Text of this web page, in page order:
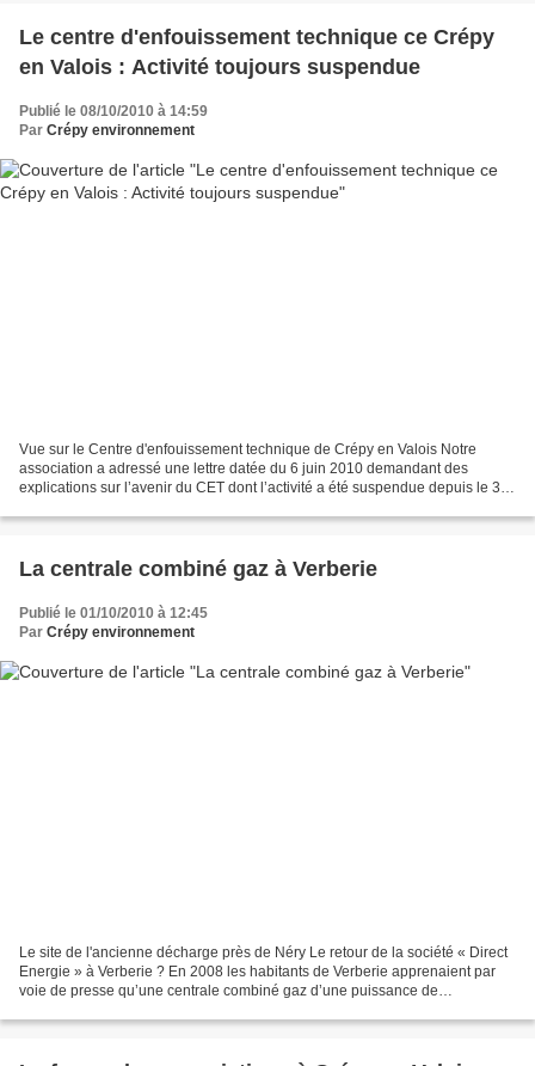
Le centre d'enfouissement technique ce Crépy
en Valois : Activité toujours suspendue
Publié le 08/10/2010 à 14:59
Par Crépy environnement
Vue sur le Centre d'enfouissement technique de Crépy en Valois Notre
association a adressé une lettre datée du 6 juin 2010 demandant des
explications sur l’avenir du CET dont l’activité a été suspendue depuis le 30
La centrale combiné gaz à Verberie
Publié le 01/10/2010 à 12:45
Par Crépy environnement
Le site de l'ancienne décharge près de Néry Le retour de la société « Direct
Energie » à Verberie ? En 2008 les habitants de Verberie apprenaient par
voie de presse qu’une centrale combiné gaz d’une puissance de